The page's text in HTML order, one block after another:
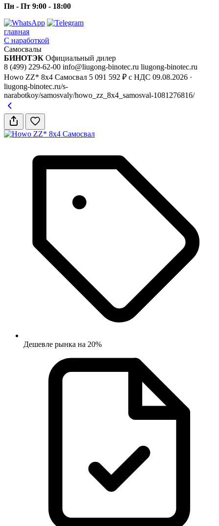
Пн - Пт 9:00 - 18:00
главная
С наработкой
Самосвалы
БИНОТЭК Официальный дилер
8 (499) 229-62-00 info@liugong-binotec.ru liugong-binotec.ru
Howo ZZ* 8x4 Самосвал 5 091 592 ₽ с НДС 09.08.2026 ·
liugong-binotec.ru/s-
narabotkoy/samosvaly/howo_zz_8x4_samosval-1081276816/
Дешевле рынка на 20%